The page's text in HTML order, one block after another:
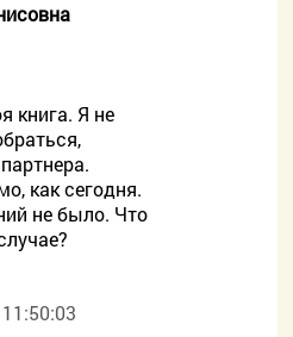
книга. Я не
как сегодня.
не было. Что